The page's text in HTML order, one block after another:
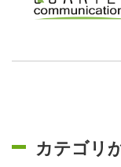
カテゴリ